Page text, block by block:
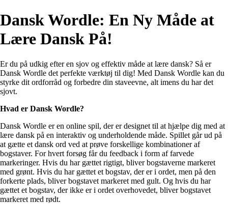
Dansk Wordle: En Ny Måde at
Lære Dansk På!
Er du på udkig efter en sjov og effektiv måde at lære dansk? Så er
Dansk Wordle det perfekte værktøj til dig! Med Dansk Wordle kan du
styrke dit ordforråd og forbedre din staveevne, alt imens du har det
sjovt.
Hvad er Dansk Wordle?
Dansk Wordle er en online spil, der er designet til at hjælpe dig med at
lære dansk på en interaktiv og underholdende måde. Spillet går ud på
at gætte et dansk ord ved at prøve forskellige kombinationer af
bogstaver. For hvert forsøg får du feedback i form af farvede
markeringer. Hvis du har gættet rigtigt, bliver bogstaverne markeret
med grønt. Hvis du har gættet et bogstav, der er i ordet, men på den
forkerte plads, bliver bogstavet markeret med gult. Og hvis du har
gættet et bogstav, der ikke er i ordet overhovedet, bliver bogstavet
markeret med rødt.